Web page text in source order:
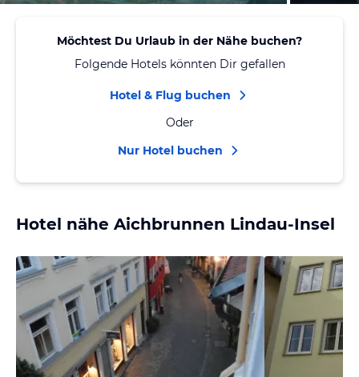
Möchtest Du Urlaub in der Nähe buchen?
Folgende Hotels könnten Dir gefallen
Hotel & Flug buchen
Oder
Nur Hotel buchen
Hotel nähe Aichbrunnen Lindau-Insel